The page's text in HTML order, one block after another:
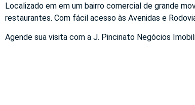
Localizado em em um bairro comercial de grande
restaurantes. Com fácil acesso às Avenidas e
Agende sua visita com a J. Pincinato Negócios